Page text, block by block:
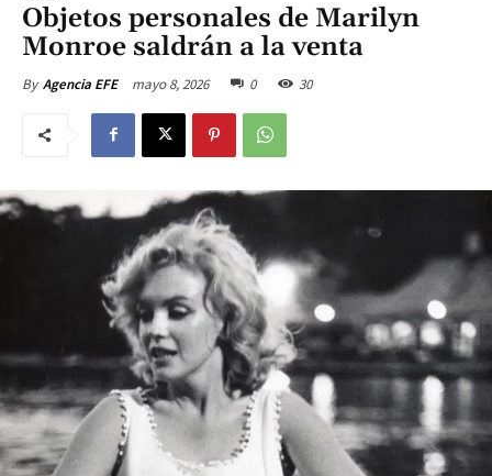
Objetos personales de Marilyn
Monroe saldrán a la venta
By Agencia EFE mayo 8, 2026 0 30